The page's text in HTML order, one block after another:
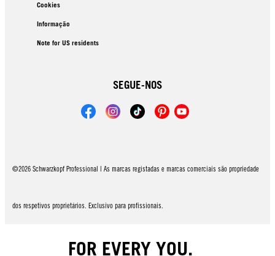
Cookies
Informação
Note for US residents
SEGUE-NOS
©2026 Schwarzkopf Professional | As marcas registadas e marcas comerciais são propriedade
dos respetivos proprietários. Exclusivo para profissionais.
FOR EVERY YOU.